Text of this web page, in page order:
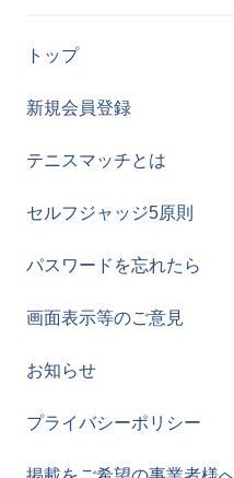
トップ
新規会員登録
テニスマッチとは
セルフジャッジ5原則
パスワードを忘れたら
画面表示等のご意見
お知らせ
プライバシーポリシー